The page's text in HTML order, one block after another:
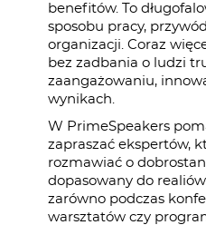
benefitów. To
sposobu pracy,
organizacji. Coraz
bez zadbania o ludzi
zaangażowaniu,
wynikach.
W PrimeSpeakers
zapraszać ekspertów,
rozmawiać o
dopasowany do
zarówno podczas
warsztatów czy